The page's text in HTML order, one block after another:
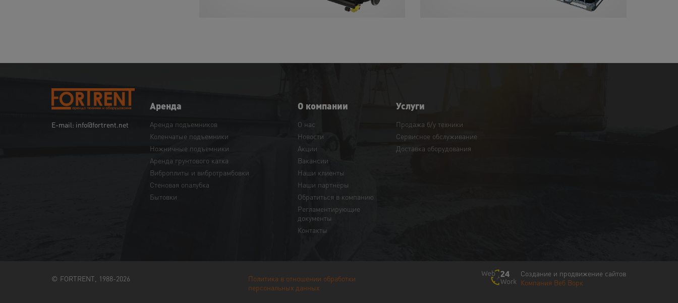
E-mail: info@fortrent.net
Аренда
Аренда подъемников
Коленчатые подъемники
Ножничные подъемники
Аренда грунтового катка
Виброплиты и вибротрамбовки
Cтеновая опалубка
Бытовки
О компании
О нас
Новости
Акции
Вакансии
Наши клиенты
Наши партнёры
Обратиться в компанию
Регламентирующие
документы
Контакты
Услуги
Продажа б/у техники
Сервисное обслуживание
Доставка оборудования
© FORTRENT, 1988-2026
Политика в отношении обработки
персональных данных
Создание и продвижение сайтов
Компания Веб Ворк